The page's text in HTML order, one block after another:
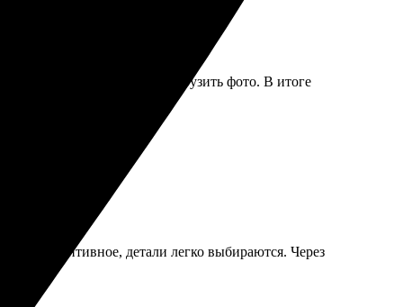
Легко выбрать размер и загрузить фото. В итоге
интуитивное, детали легко выбираются. Через